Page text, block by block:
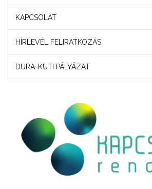
KAPCSOLAT
HÍRLEVÉL FELIRATKOZÁS
DURA-KUTI PÁLYÁZAT